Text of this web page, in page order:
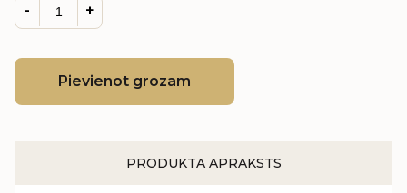
- +
Pievienot grozam
PRODUKTA APRAKSTS